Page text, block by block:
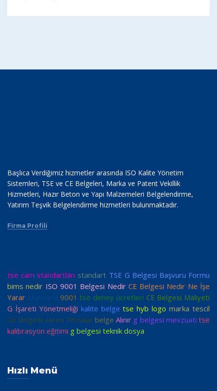
Başlıca Verdiğimiz hizmetler arasında ISO Kalite Yönetim
Sistemleri, TSE ve CE Belgeleri, Marka ve Patent Vekillik
Hizmetleri, Hazır Beton ve Yapı Malzemeleri Belgelendirme,
Yatırım Teşvik Belgelendirme hizmetleri bulunmaktadır.
Firma Profili
tse cam standartları standart TSE G Belgesi Başvuru Formu
bims nedir ISO 9001 Belgesi Nedir CE Belgesi Nedir Ne İşe
Yarar
9001 tse deney ücretleri CE Belgesi Maliyeti
G İşareti Yönetmeliği kalite belge tse hyb logo marka tescil
Ce Belgesi veren Firmalar belge Alınır g belgesi mevzuatı tse
kalibrasyon eğitimi g belgesi teknik dosya
Hızlı Menü